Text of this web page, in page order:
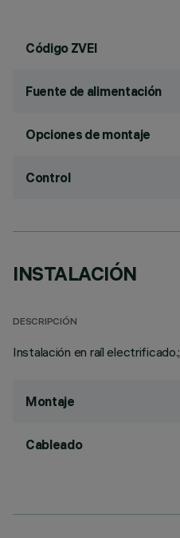
Código ZVEI
Fuente de alimentación
Opciones de montaje
Control
INSTALACIÓN
DESCRIPCIÓN
Instalación en raíl electrificado.;
Montaje
Cableado